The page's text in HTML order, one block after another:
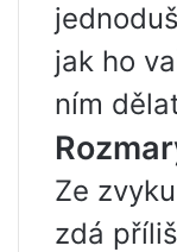
jak ho
ním
Ze
zdá